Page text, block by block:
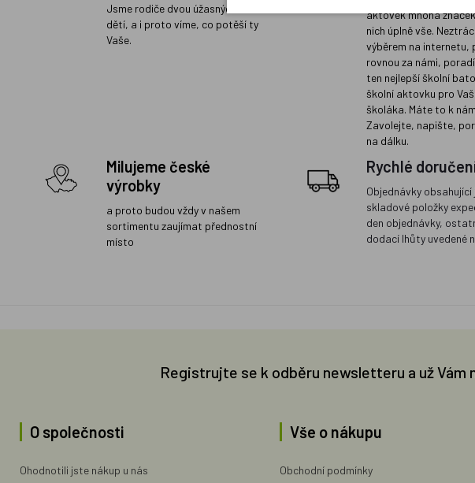
Jsme rodiče dvou úžasných
dětí, a i proto víme, co potěší ty
Vaše.
aktovek mnoha
nich úplně vše.
výběrem na internetu,
rovnou za námi,
ten nejlepší školní
školní aktovku pro
školáka. Máte to k
Zavolejte, napište,
na dálku.
Milujeme české
výrobky
a proto budou vždy v našem
sortimentu zaujímat přednostní
místo
Rychlé
Objednávky obsahující
skladové položky
den objednávky,
dodací lhůty uvedené
Registrujte se k odběru newsletteru a už Vám
O společnosti
Ohodnotili jste nákup u nás
Vše o nákupu
Obchodní podmínky